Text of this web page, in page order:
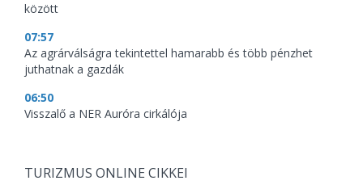
között
07:57
Az agrárválságra tekintettel hamarabb és több pénzhet
juthatnak a gazdák
06:50
Visszalő a NER Auróra cirkálója
TURIZMUS ONLINE CIKKEI